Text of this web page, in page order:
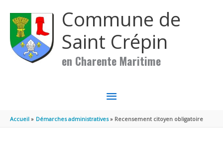
Commune de
Saint Crépin
en Charente Maritime
MENU
PRINCIPAL
Accueil Démarches administratives Recensement citoyen obligatoire